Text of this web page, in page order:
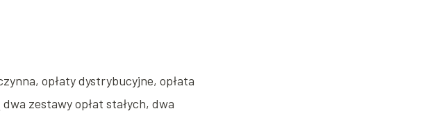
opłaty dystrybucyjne, opłata
zestawy opłat stałych, dwa